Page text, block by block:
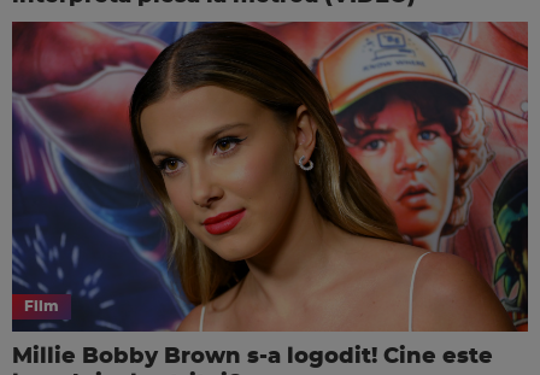
Film
Millie Bobby Brown s-a logodit! Cine este